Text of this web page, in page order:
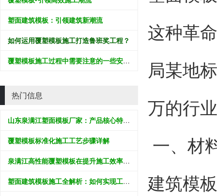
塑面建筑模板：引领建筑新潮流
如何运用覆塑模板施工打造鲁班奖工程？
覆塑模板施工过程中需要注意的一些安全事项
热门信息
山东泉满江塑面模板厂家：产品核心特性与工程应用解析
覆塑模板标准化施工工艺步骤详解
泉满江高性能覆塑模板在提升施工效率中的应用价值分析
塑面建筑模板施工全解析：如何实现工程质效双提升50%？
这种革
局某地
万的行
一、材
建筑模板